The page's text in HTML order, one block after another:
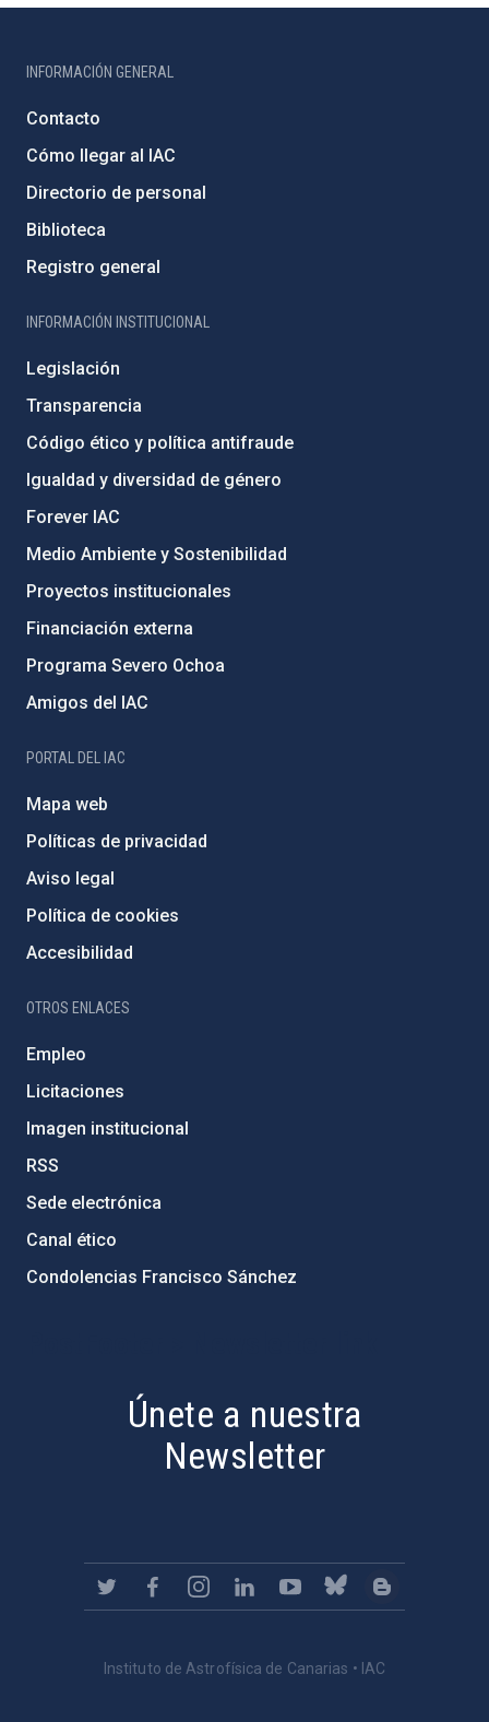
INFORMACIÓN GENERAL
Contacto
Cómo llegar al IAC
Directorio de personal
Biblioteca
Registro general
INFORMACIÓN INSTITUCIONAL
Legislación
Transparencia
Código ético y política antifraude
Igualdad y diversidad de género
Forever IAC
Medio Ambiente y Sostenibilidad
Proyectos institucionales
Financiación externa
Programa Severo Ochoa
Amigos del IAC
PORTAL DEL IAC
Mapa web
Políticas de privacidad
Aviso legal
Política de cookies
Accesibilidad
OTROS ENLACES
Empleo
Licitaciones
Imagen institucional
RSS
Sede electrónica
Canal ético
Condolencias Francisco Sánchez
Únete a nuestra
Newsletter
Instituto de Astrofísica de Canarias • IAC